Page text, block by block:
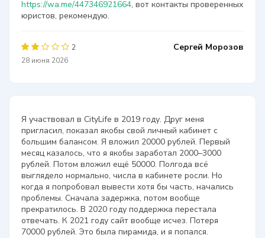
https://wa.me/447346921664, вот контакты проверенных
юристов, рекомендую.
2
28 июня 2026
Сергей Морозов
Я участвовал в CityLife в 2019 году. Друг меня
пригласил, показал якобы свой личный кабинет с
большим балансом. Я вложил 20000 рублей. Первый
месяц казалось, что я якобы заработал 2000–3000
рублей. Потом вложил ещё 50000. Полгода всё
выглядело нормально, числа в кабинете росли. Но
когда я попробовал вывести хотя бы часть, начались
проблемы. Сначала задержка, потом вообще
прекратилось. В 2020 году поддержка перестала
отвечать. К 2021 году сайт вообще исчез. Потеря
70000 рублей. Это была пирамида, и я попался.